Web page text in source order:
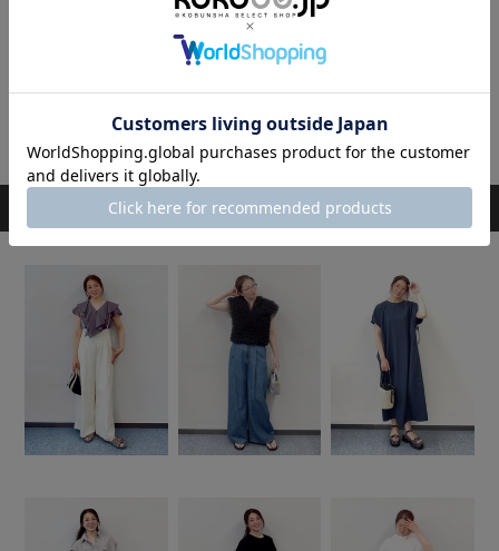
[Ame no chi Hare]フラワーペプラムニットチュニック
17,900円
スタッフのその他のコーディネート